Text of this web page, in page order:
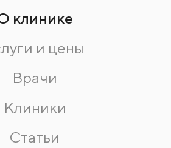
клинике
и цены
Врачи
Клиники
Статьи